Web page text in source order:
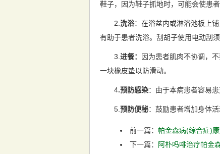
鞋子，因为鞋子抓地时，可能会使患者
2. 洗浴：在浴盆内或淋浴池板上
有助于患者洗浴。刮胡子使用电动刮
3. 进餐：
因为患者肌肉不协调，
一块橡皮垫以防滑动。
4.预防感染：由于本病患者容易
5. 预防便秘：鼓励患者增加身体
前一篇： 帕金森病(综合症)
下一篇：
阿朴吗啡治疗帕金